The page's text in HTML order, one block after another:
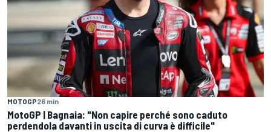
MOTOGP26 min
MotoGP | Bagnaia: "Non capire perché sono caduto
perdendola davanti in uscita di curva è difficile"